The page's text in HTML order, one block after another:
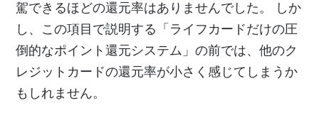
駕できるほどの還元率はありませんでした。 しか
し、この項目で説明する「ライフカードだけの圧
倒的なポイント還元システム」の前では、他のク
レジットカードの還元率が小さく感じてしまうか
もしれません。